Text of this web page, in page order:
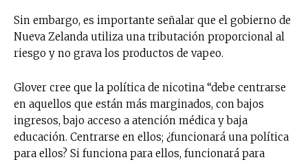
Sin embargo, es importante señalar que el gobierno de
Nueva Zelanda utiliza una tributación proporcional al
riesgo y no grava los productos de vapeo.
Glover cree que la política de nicotina “debe centrarse
en aquellos que están más marginados, con bajos
ingresos, bajo acceso a atención médica y baja
educación. Centrarse en ellos; ¿funcionará una política
para ellos? Si funciona para ellos, funcionará para